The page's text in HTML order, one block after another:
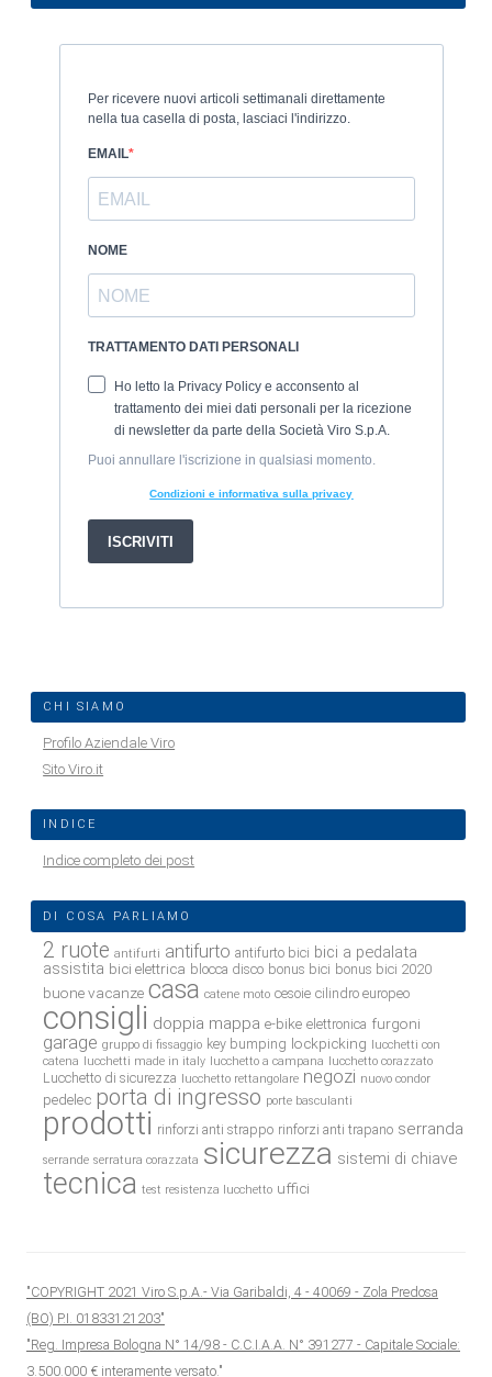
CHI SIAMO
Profilo Aziendale Viro
Sito Viro.it
INDICE
Indice completo dei post
DI COSA PARLIAMO
2 ruote antifurti antifurto antifurto bici bici a pedalata
assistita bici elettrica blocca disco bonus bici bonus bici 2020
buone vacanze casa catene moto cesoie cilindro europeo
consigli doppia mappa e-bike elettronica furgoni
garage gruppo di fissaggio key bumping lockpicking lucchetti con
catena lucchetti made in italy lucchetto a campana lucchetto corazzato
Lucchetto di sicurezza lucchetto rettangolare negozi nuovo condor
pedelec porta di ingresso porte basculanti
prodotti rinforzi anti strappo rinforzi anti trapano serranda
serrande serratura corazzata sicurezza sistemi di chiave
tecnica test resistenza lucchetto uffici
"COPYRIGHT 2021 Viro S.p.A.- Via Garibaldi, 4 - 40069 - Zola Predosa
(BO) P.I. 01833121203"
"Reg. Impresa Bologna N° 14/98 - C.C.I.A.A. N° 391277 - Capitale Sociale:
3.500.000 € interamente versato."